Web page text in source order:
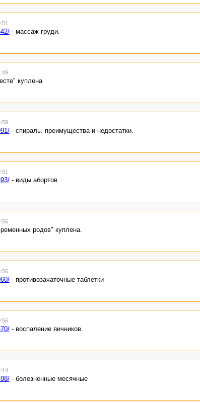
- массаж груди.
куплена
- спираль. преимущества и недостатки.
- виды абортов.
родов" куплена.
- противозачаточные таблетки
- воспаление яичников.
- болезненные месячные